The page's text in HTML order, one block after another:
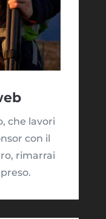
che lavori
con il
rimarrai